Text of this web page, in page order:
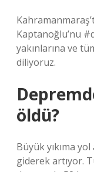
Kaptanoğlu’nu
yakınlarına ve
diliyoruz.
öldü?
Büyük yıkıma
giderek artıyor.